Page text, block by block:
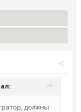
должны